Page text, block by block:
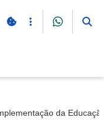
da